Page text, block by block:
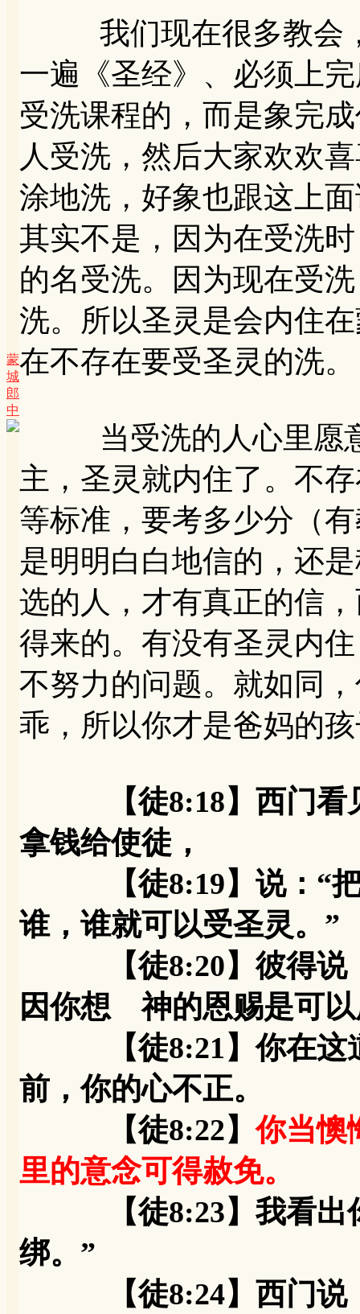
蒙
城
郎
中
我们现在很多教会，
一遍《圣经》、必须上
受洗课程的，而是象完
人受洗，然后大家欢欢
涂地洗，好象也跟这上
其实不是，因为在受洗
的名受洗。因为现在受
洗。所以圣灵是会内住
在不存在要受圣灵的洗。
当受洗的人心里愿意
主，圣灵就内住了。不
等标准，要考多少分（
是明明白白地信的，还
选的人，才有真正的信
得来的。有没有圣灵内
不努力的问题。就如同
乖，所以你才是爸妈的
【徒8:18】西门
拿钱给使徒，
【徒8:19】说：“把
谁，谁就可以受圣灵。”
【徒8:20】彼得说：
因你想 神的恩赐是可以
【徒8:21】你在这
前，你的心不正。
【徒8:22】你当懊
里的意念可得赦免。
【徒8:23】我看出你
绑。”
【徒8:24】西门说：